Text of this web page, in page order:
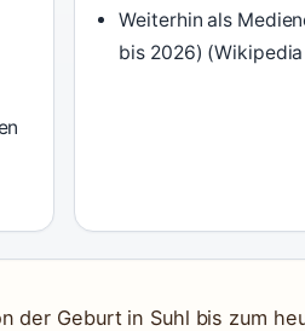
Weiterhin als
bis 2026)
der Geburt in Suhl bis zum